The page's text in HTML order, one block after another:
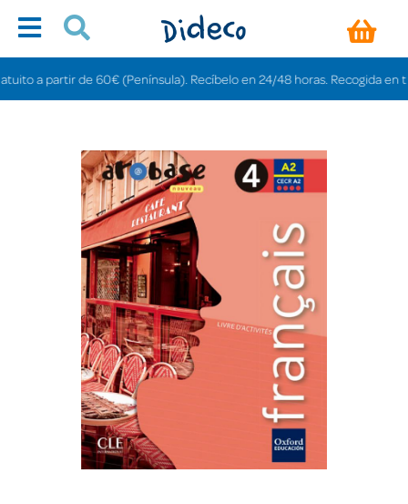
a partir de 60€ (Península). Recíbelo en 24/48 horas. Recogida en